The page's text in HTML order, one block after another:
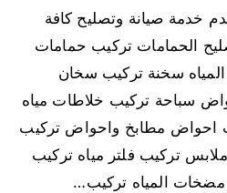
خدمة صيانة وتصليح كافة
الحمامات تركيب حمامات
سخنة تركيب سخان
سباحة تركيب خلاطات مياه
احواض مطابخ واحواض تركيب
تركيب فلتر مياه تركيب
المياه تركيب…